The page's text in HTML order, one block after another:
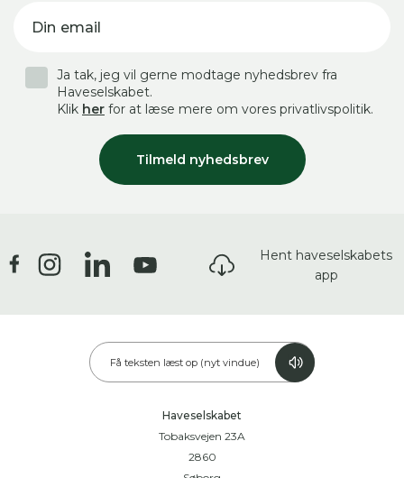
Din email
Tilmeld nyhedsbrev
Ja tak, jeg vil gerne modtage nyhedsbrev fra
Haveselskabet.
Klik her for at læse mere om vores privatlivspolitik.
Hent haveselskabets
app
Få teksten læst op (nyt vindue)
Haveselskabet
Tobaksvejen 23A
2860